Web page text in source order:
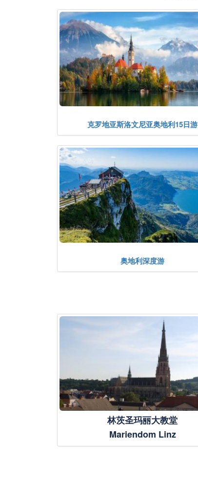
克罗地亚斯洛文尼亚奥地利15日游
奥地利深度游
林茨圣玛丽大教堂
Mariendom Linz